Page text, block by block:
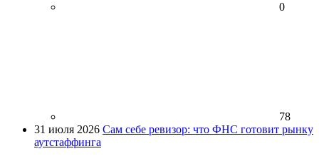
0
78
31 июля 2026 Сам себе ревизор: что ФНС готовит рынку
аутстаффинга